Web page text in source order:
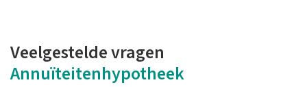
Veelgestelde vragen
Annuïteitenhypotheek